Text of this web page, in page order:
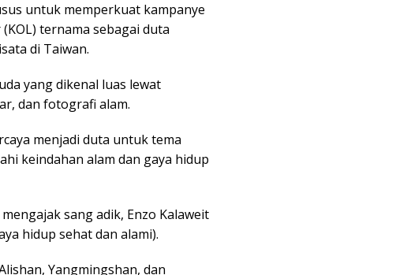
untuk memperkuat kampanye
ternama sebagai duta
di Taiwan.
yang dikenal luas lewat
dan fotografi alam.
menjadi duta untuk tema
keindahan alam dan gaya hidup
sang adik, Enzo Kalaweit
hidup sehat dan alami).
Yangmingshan, dan